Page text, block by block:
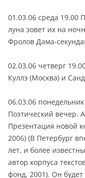
01.03.06 среда
луна зовет их на
Фролов Дама-
02.03.06 четверг
Куллэ (Москва) и
06.03.06
Поэтический вечер.
Презентация новой
2006) (В Петербург
лет, и более
автор корпуса
фонд, 2001). Он